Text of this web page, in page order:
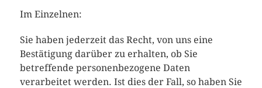
Im Einzelnen:
Sie haben jederzeit das Recht, von uns eine
Bestätigung darüber zu erhalten, ob Sie
betreffende personenbezogene Daten
verarbeitet werden. Ist dies der Fall, so haben Sie